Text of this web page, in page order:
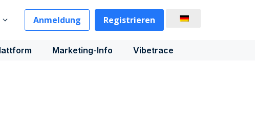
Anmeldung Registrieren
Marketing-Info Vibetrace